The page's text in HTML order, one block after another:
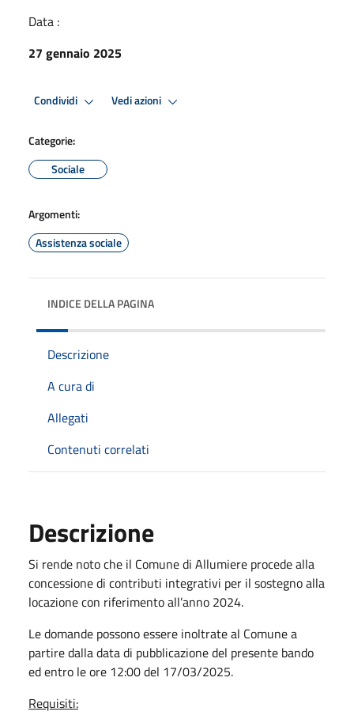
Data :
27 gennaio 2025
Condividi Vedi azioni
Categorie:
Sociale
Argomenti:
Assistenza sociale
INDICE DELLA PAGINA
Descrizione
A cura di
Allegati
Contenuti correlati
Descrizione
Si rende noto che il Comune di Allumiere procede alla
concessione di contributi integrativi per il sostegno alla
locazione con riferimento all’anno 2024.
Le domande possono essere inoltrate al Comune a
partire dalla data di pubblicazione del presente bando
ed entro le ore 12:00 del 17/03/2025.
Requisiti: